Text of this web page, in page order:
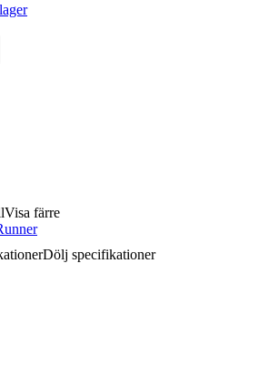
Visa färre
Dölj specifikationer